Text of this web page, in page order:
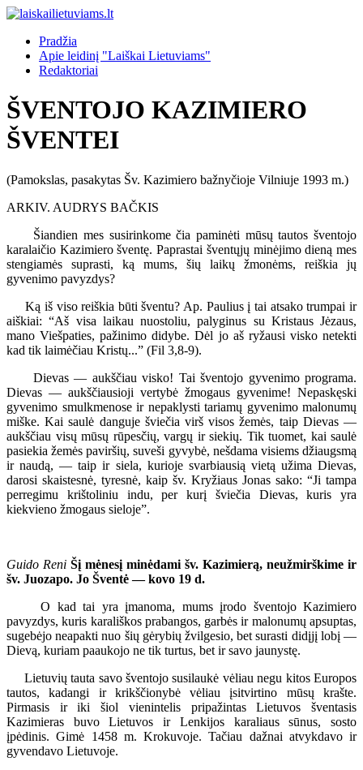
Pradžia
Apie leidinį "Laiškai Lietuviams"
Redaktoriai
ŠVENTOJO KAZIMIERO
ŠVENTEI
(Pamokslas, pasakytas Šv. Kazimiero bažnyčioje Vilniuje 1993 m.)
ARKIV. AUDRYS BAČKIS
Šiandien mes susirinkome čia paminėti mūsų tautos šventojo
karalaičio Kazimiero šventę. Paprastai šventųjų minėjimo dieną mes
stengiamės suprasti, ką mums, šių laikų žmonėms, reiškia jų
gyvenimo pavyzdys?
Ką iš viso reiškia būti šventu? Ap. Paulius į tai atsako trumpai ir
aiškiai: “Aš visa laikau nuostoliu, palyginus su Kristaus Jėzaus,
mano Viešpaties, pažinimo didybe. Dėl jo aš ryžausi visko netekti
kad tik laimėčiau Kristų...” (Fil 3,8-9).
Dievas — aukščiau visko! Tai šventojo gyvenimo programa.
Dievas — aukščiausioji vertybė žmogaus gyvenime! Nepaskęski
gyvenimo smulkmenose ir nepaklysti tariamų gyvenimo malonumų
miške. Kai saulė danguje šviečia virš visos žemės, taip Dievas —
aukščiau visų mūsų rūpesčių, vargų ir siekių. Tik tuomet, kai saulė
pasiekia žemės paviršių, suveši gyvybė, nešdama visiems džiaugsmą
ir naudą, — taip ir siela, kurioje svarbiausią vietą užima Dievas,
darosi skaistesnė, tyresnė, kaip šv. Kryžiaus Jonas sako: “Ji tampa
perregimu krištoliniu indu, per kurį šviečia Dievas, kuris yra
kiekvieno žmogaus sieloje”.
Guido Reni Šį mėnesį minėdami šv. Kazimierą, neužmirškime ir
šv. Juozapo. Jo Šventė — kovo 19 d.
O kad tai yra įmanoma, mums įrodo šventojo Kazimiero
pavyzdys, kuris karališkos prabangos, garbės ir malonumų apsuptas,
sugebėjo neapakti nuo šių gėrybių žvilgesio, bet surasti didįjį lobį —
Dievą, kuriam paaukojo ne tik turtus, bet ir savo jaunystę.
Lietuvių tauta savo šventojo susilaukė vėliau negu kitos Europos
tautos, kadangi ir krikščionybė vėliau įsitvirtino mūsų krašte.
Pirmasis ir iki šiol vienintelis pripažintas Lietuvos šventasis
Kazimieras buvo Lietuvos ir Lenkijos karaliaus sūnus, sosto
įpėdinis. Gimė 1458 m. Krokuvoje. Tačiau dažnai atvykdavo ir
gyvendavo Lietuvoje.